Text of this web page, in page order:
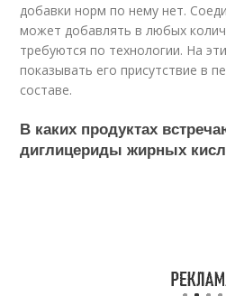
добавки норм по нему нет.
может добавлять в любых
требуются по технологии. На
показывать его присутствие в
составе.
В каких продуктах
диглицериды жирных